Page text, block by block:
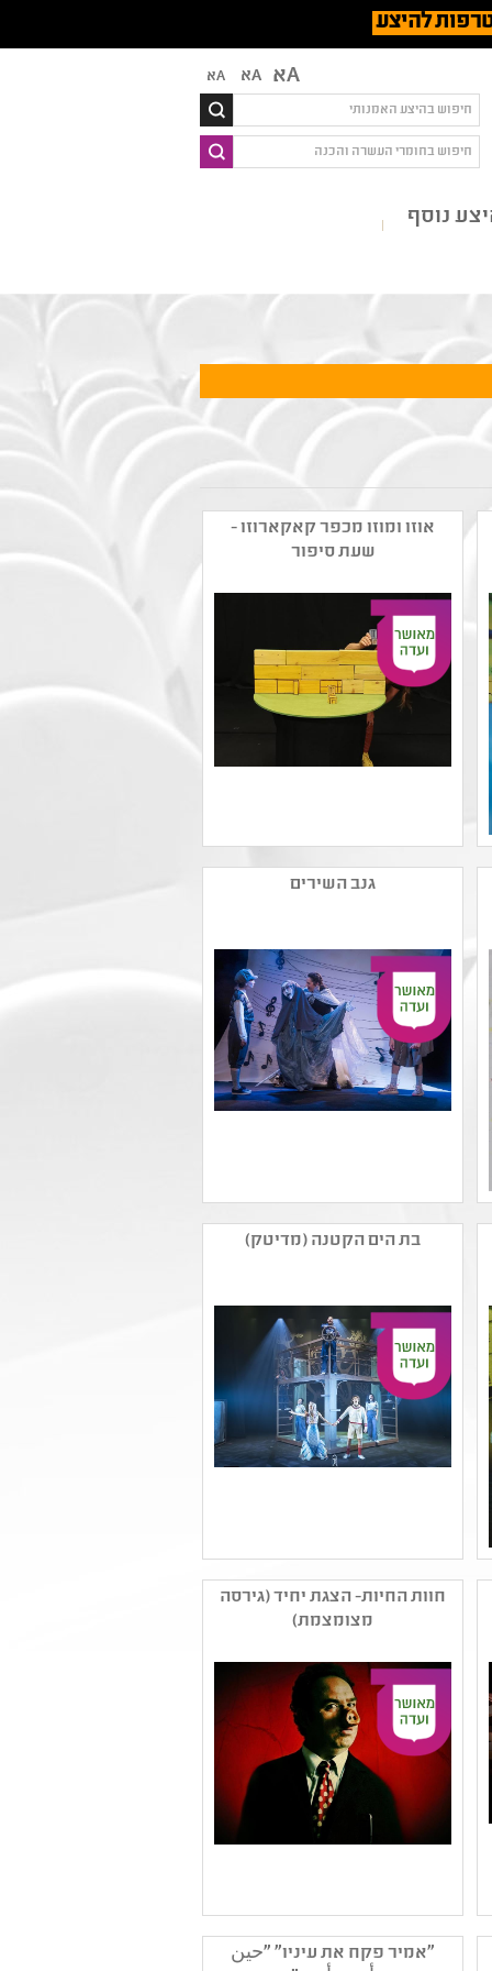
להיצע
Aא Aא Aא
נוסף
אוזו ומוזו מכפר קאקארוזו -
שעת סיפור
קטגוריה: עיבוד ליצירה
ספרותית ,תיאטרון
נושאים: סבלנות וסובלנות
,משפחה
גנב השירים
משקפיים לילדים ולנוער
קטגוריה: מחזות זמר
וסובלנות ,כיתות א'-ב' -
חירום ,תהליכי יצירה
בת הים הקטנה (מדיטק)
קטגוריה: מחזאות ישראלית
,עיבוד ליצירה ספרותית
קהל יעד: גן - ג
,יחסים ,זהות ומגדר
חוות החיות- הצגת יחיד (גירסה
מצומצמת)
קטגוריה: תיאטרון נוער
,הצגת יחיד ,קלאסיקה
"אמיר פקח את עיניו" "حين